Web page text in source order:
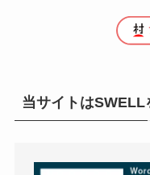
当サイトはSWELL